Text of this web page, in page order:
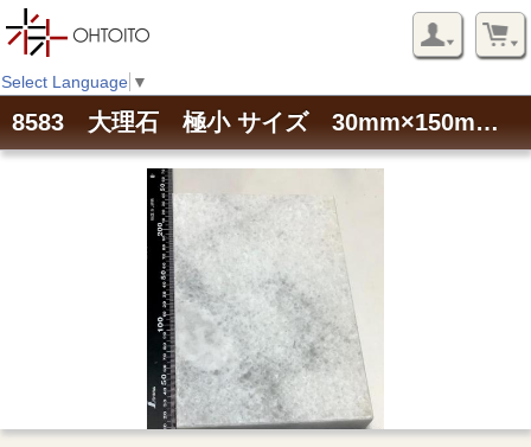
Select Language ▼
8583 大理石 極小 サイズ 30mm×150mm×220mm